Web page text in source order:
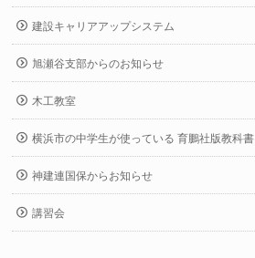
建設キャリアアップシステム
旭瀬谷支部からのお知らせ
木工教室
横浜市の中学生が使っている 育鵬社版教科書
神建連国保からお知らせ
講習会